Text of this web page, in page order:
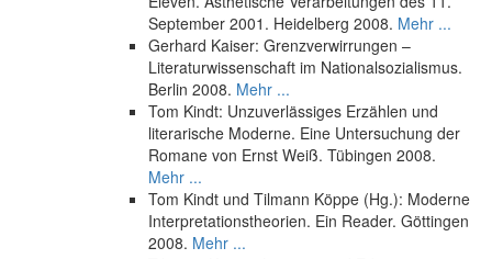
September 2001. Heidelberg 2008. Mehr ...
Gerhard Kaiser: Grenzverwirrungen –
Literaturwissenschaft im Nationalsozialismus.
Berlin 2008. Mehr ...
Tom Kindt: Unzuverlässiges Erzählen und
literarische Moderne. Eine Untersuchung der
Romane von Ernst Weiß. Tübingen 2008.
Mehr ...
Tom Kindt und Tilmann Köppe (Hg.): Moderne
Interpretationstheorien. Ein Reader. Göttingen
2008. Mehr ...